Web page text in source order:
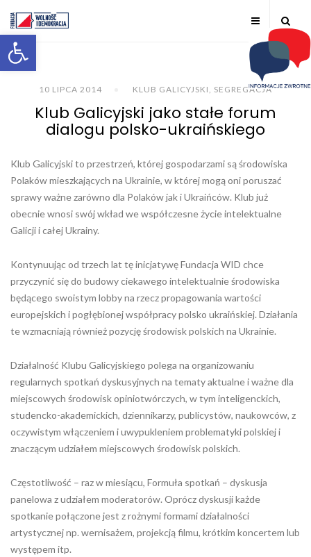
Otwórz pasek narzędzi
10 LIPCA 2014 KLUB GALICYJSKI, SEGREGACJA
Klub Galicyjski jako stałe forum
dialogu polsko-ukraińskiego
Klub Galicyjski to przestrzeń, której gospodarzami są środowiska
Polaków mieszkających na Ukrainie, w której mogą oni poruszać
sprawy ważne zarówno dla Polaków jak i Ukraińców. Klub już
obecnie wnosi swój wkład we współczesne życie intelektualne
Galicji i całej Ukrainy.
Kontynuując od trzech lat tę inicjatywę Fundacja WID chce
przyczynić się do budowy ciekawego intelektualnie środowiska
będącego swoistym lobby na rzecz propagowania wartości
europejskich i pogłębionej współpracy polsko ukraińskiej. Działania
te wzmacniają również pozycję środowisk polskich na Ukrainie.
Działalność Klubu Galicyjskiego polega na organizowaniu
regularnych spotkań dyskusyjnych na tematy aktualne i ważne dla
miejscowych środowisk opiniotwórczych, w tym inteligenckich,
studencko-akademickich, dziennikarzy, publicystów, naukowców, z
oczywistym włączeniem i uwypukleniem problematyki polskiej i
znaczącym udziałem miejscowych środowisk polskich.
Częstotliwość – raz w miesiącu, Formuła spotkań – dyskusja
panelowa z udziałem moderatorów. Oprócz dyskusji każde
spotkanie połączone jest z rożnymi formami działalności
artystycznej np. wernisażem, projekcją filmu, krótkim koncertem lub
występem itp.